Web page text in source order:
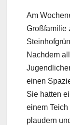
Am
Großfamilie
Nachdem
einen
Sie hatten
einem
plaudern